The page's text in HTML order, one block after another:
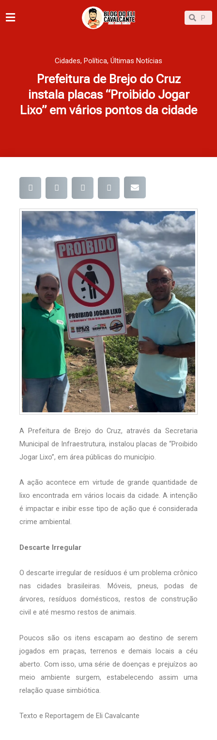
para
Pesquisar
Cidades, Política, Últimas Notícias
Prefeitura de Brejo do Cruz
instala placas “Proibido Jogar
Lixo” em vários pontos da cidade
A Prefeitura de Brejo do Cruz, através da Secretaria
Municipal de Infraestrutura, instalou placas de “Proibido
Jogar Lixo”, em área públicas do município.
A ação acontece em virtude de grande quantidade de
lixo encontrada em vários locais da cidade. A intenção
é impactar e inibir esse tipo de ação que é considerada
crime ambiental.
Descarte Irregular
O descarte irregular de resíduos é um problema crônico
nas cidades brasileiras. Móveis, pneus, podas de
árvores, resíduos domésticos, restos de construção
civil e até mesmo restos de animais.
Poucos são os itens escapam ao destino de serem
jogados em praças, terrenos e demais locais a céu
aberto. Com isso, uma série de doenças e prejuízos ao
meio ambiente surgem, estabelecendo assim uma
relação quase simbiótica.
Texto e Reportagem de Eli Cavalcante